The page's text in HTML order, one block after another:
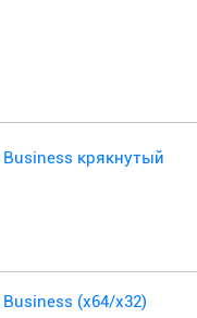
Business крякнутый
(x64/x32)